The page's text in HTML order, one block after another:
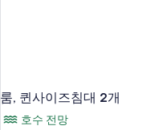
룸, 퀸사이즈침대 2개
호수 전망